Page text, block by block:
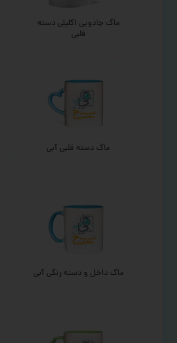
ماگ جادویی اکلیلی دسته
قلبی
ماگ دسته قلبی آبی
ماگ داخل و دسته رنگی آبی